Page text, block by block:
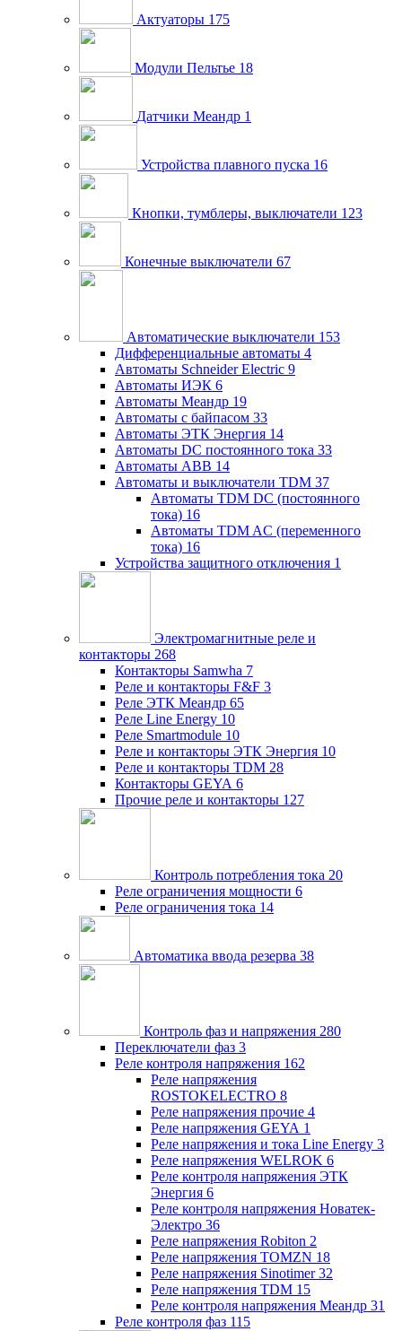
Актуаторы 175
Модули Пельтье 18
Датчики Меандр 1
Устройства плавного пуска 16
Кнопки, тумблеры, выключатели 123
Конечные выключатели 67
Автоматические выключатели 153
Дифференциальные автоматы 4
Автоматы Schneider Electric 9
Автоматы ИЭК 6
Автоматы Меандр 19
Автоматы с байпасом 33
Автоматы ЭТК Энергия 14
Автоматы DC постоянного тока 33
Автоматы ABB 14
Автоматы и выключатели TDM 37
Автоматы TDM DC (постоянного
тока) 16
Автоматы TDM AC (переменного
тока) 16
Устройства защитного отключения 1
Электромагнитные реле и
контакторы 268
Контакторы Samwha 7
Реле и контакторы F&F 3
Реле ЭТК Меандр 65
Реле Line Energy 10
Реле Smartmodule 10
Реле и контакторы ЭТК Энергия 10
Реле и контакторы TDM 28
Контакторы GEYA 6
Прочие реле и контакторы 127
Контроль потребления тока 20
Реле ограничения мощности 6
Реле ограничения тока 14
Автоматика ввода резерва 38
Контроль фаз и напряжения 280
Переключатели фаз 3
Реле контроля напряжения 162
Реле напряжения
ROSTOKELECTRO 8
Реле напряжения прочие 4
Реле напряжения GEYA 1
Реле напряжения и тока Line Energy 3
Реле напряжения WELROK 6
Реле контроля напряжения ЭТК
Энергия 6
Реле контроля напряжения Новатек-
Электро 36
Реле напряжения Robiton 2
Реле напряжения TOMZN 18
Реле напряжения Sinotimer 32
Реле напряжения TDM 15
Реле контроля напряжения Меандр 31
Реле контроля фаз 115